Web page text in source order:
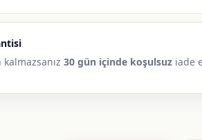
30 gün içinde koşulsuziade